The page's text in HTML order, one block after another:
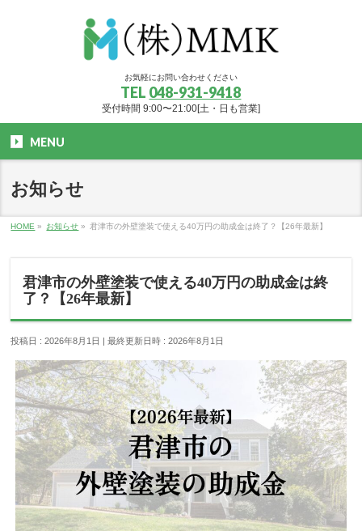
お気軽にお問い合わせください
TEL 048-931-9418
受付時間 9:00〜21:00[土・日も営業]
MENU
お知らせ
HOME » お知らせ » 君津市の外壁塗装で使える40万円の助成金は終了？【26年最新】
君津市の外壁塗装で使える40万円の助成金は終
了？【26年最新】
投稿日 : 2026年8月1日 最終更新日時 : 2026年8月1日